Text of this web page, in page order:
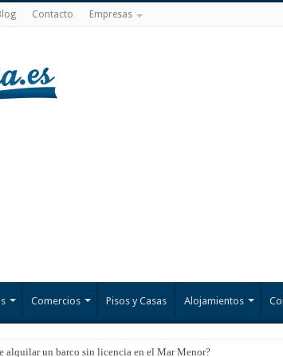
Contacto Empresas
Comercios Pisos y Casas Alojamientos
alquilar un barco sin licencia en el Mar Menor?